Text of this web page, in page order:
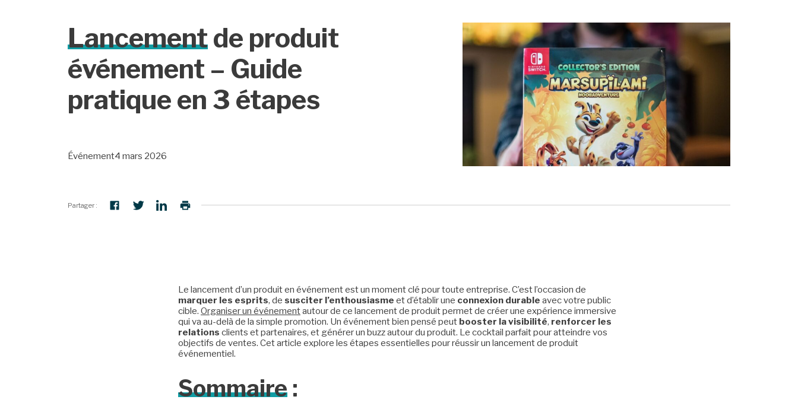
Lancementde produit
événement – Guide
pratique en 3 étapes
Événement4 mars 2026
Partager :
Le lancement d’un produit en événement est un moment clé pour toute entreprise. C’est l’occasion de
marquer les esprits, de susciter l’enthousiasme et d’établir une connexion durable avec votre public
cible. Organiser un événementautour de ce lancement de produit permet de créer une expérience immersive
qui va au-delà de la simple promotion. Un événement bien pensé peut booster la visibilité, renforcer les
relations clients et partenaires, et générer un buzz autour du produit. Le cocktail parfait pour atteindre vos
objectifs de ventes. Cet article explore les étapes essentielles pour réussir un lancement de produit
événementiel.
Sommaire :